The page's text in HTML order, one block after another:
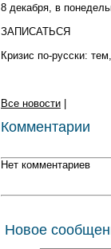
8 декабря, в
ЗАПИСАТЬСЯ
Кризис по-русски:
Все новости
Комментарии
Нет комментариев
Новое